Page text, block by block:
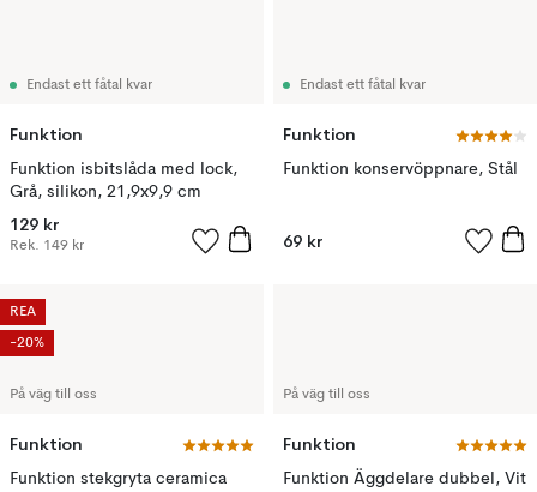
Endast ett fåtal kvar
Funktion
Funktion isbitslåda med lock,
Grå, silikon, 21,9x9,9 cm
129 kr
Rek. 149 kr
Endast ett fåtal kvar
Funktion
Funktion konservöppnare, Stål
69 kr
På väg till oss
Funktion
Funktion stekgryta ceramica
REA
-20%
På väg till oss
Funktion
Funktion Äggdelare dubbel, Vit